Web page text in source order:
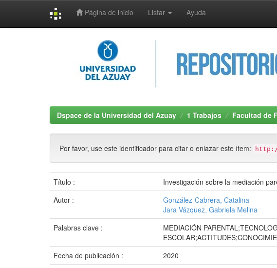
Página de inicio Listar Ayuda
Dspace de la Universidad del Azuay 1 Trabajos Facultad de
Por favor, use este identificador para citar o enlazar este ítem:
Título :
Investigación sobre la mediación
Autor :
González-Cabrera, Catalina
Jara Vázquez, Gabriela Melina
Palabras clave :
MEDIACIÓN
Fecha de publicación :
2020